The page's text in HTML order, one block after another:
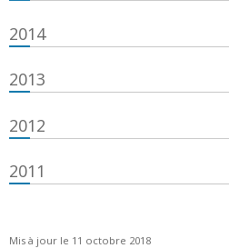
2014
2013
2012
2011
Mis à jour le 11 octobre 2018